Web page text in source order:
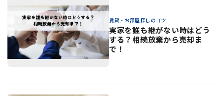
賃貸・お部屋探しのコツ
実家を誰も継がない時はどう
する？相続放棄から売却ま
で！